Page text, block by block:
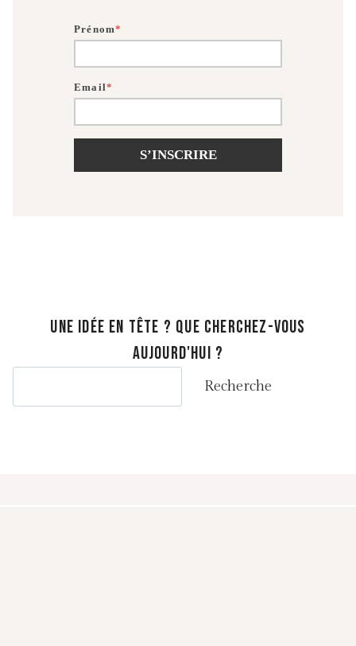
Prénom*
Email*
S’INSCRIRE
UNE IDÉE EN TÊTE ? QUE CHERCHEZ-VOUS
AUJOURD'HUI ?
Recherche